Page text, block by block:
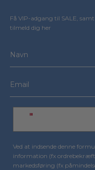
Få VIP-adgang til SALE,
tilmeld dig her
Ved at indsende denne
information (fx
markedsføring (fx